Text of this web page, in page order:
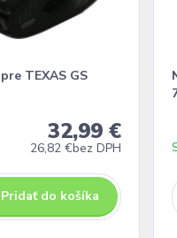
TEXAS GS
32,99 €
26,82 €bez DPH
Pridať do košíka